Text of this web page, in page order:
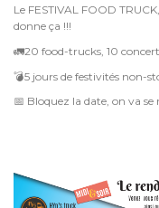
Le FESTIVAL FOOD
donne ça !!!
🚛20 food-trucks, 10
💣5 jours de festivités non-
📅 Bloquez la date, on va se